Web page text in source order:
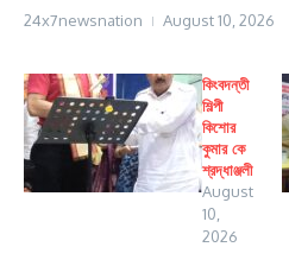
24x7newsnation August 10, 2026
কিংবদন্তী
শিল্পী
কিশোর
কুমার কে
শ্রদ্ধাঞ্জলী
August
10,
2026